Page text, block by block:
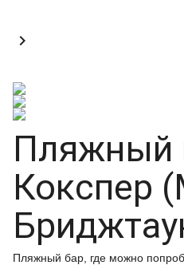

Пляжный
Кокспер
Пляжный бар, где можно